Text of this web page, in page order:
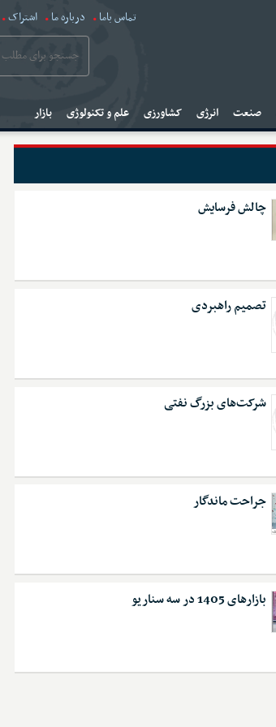
تماس باما درباره ما اشتراک
صنعت انرژی کشاورزی علم و تکنولوژی بازار
چالش فرسایش
تصمیم راهبردی
شرکت‌های بزرگ نفتی
جراحت ماندگار
بازارهای 1405 در سه سناریو